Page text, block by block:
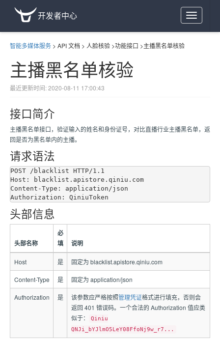
Toggle
navigation
开发者中心
智能多媒体服务 > API 文档 > 人脸核验 >功能接口 >主播黑名单核验
主播黑名单核验
最近更新时间: 2020-08-11 17:00:43
接口简介
主播黑名单接口，验证输入的姓名和身份证号，对比直播行业主播黑名单，返
回是否为黑名单内的主播。
请求语法
POST /blacklist HTTP/1.1
Host: blacklist.apistore.qiniu.com
Content-Type: application/json
头部信息
头部名称
必
填
说明
Host 是 固定为 blacklist.apistore.qiniu.com
Content-Type 是 固定为 application/json
Authorization 是 该参数应严格按照管理凭证格式进行填充，否则会
返回 401 错误码。一个合法的 Authorization 值应类
似于：
Qiniu
QNJi_bYJlmO5LeY08FfoNj9w_r7...